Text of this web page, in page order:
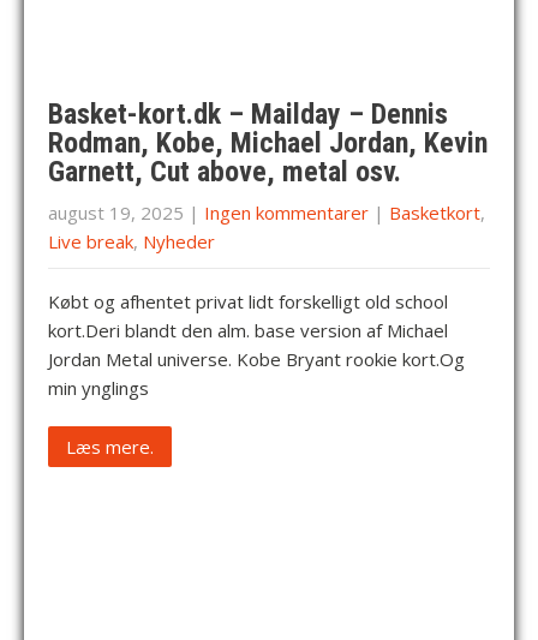
Basket-kort.dk – Mailday – Dennis
Rodman, Kobe, Michael Jordan, Kevin
Garnett, Cut above, metal osv.
august 19, 2025 | Ingen kommentarer | Basketkort,
Live break, Nyheder
Købt og afhentet privat lidt forskelligt old school
kort.Deri blandt den alm. base version af Michael
Jordan Metal universe. Kobe Bryant rookie kort.Og
min ynglings
Læs mere.